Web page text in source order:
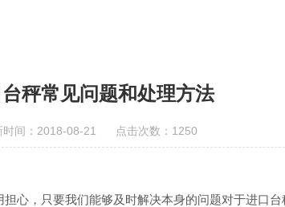
秤常见问题和处理方法
时间：2018-08-21 点击次数：1250
心，只要我们能够及时解决本身的问题对于进口